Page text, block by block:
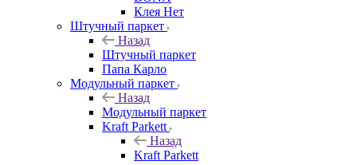
Клея Нет
Штучный паркет
Назад
Штучный паркет
Папа Карло
Модульный паркет
Назад
Модульный паркет
Kraft Parkett
Назад
Kraft Parkett